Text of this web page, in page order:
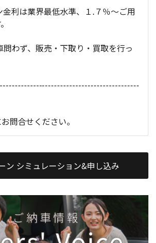
利は業界最低水準、１.７％～ご用
わず、販売・下取り・買取を行っ
問合せください。
ン シミュレーション&申し込み